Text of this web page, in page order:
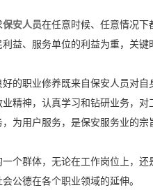
保安人员在任意时候、任意情况下
益、服务单位的利益为重，关
职业修养既来自保安人员对自
精神，认真学习和钻研业务，对
用户服务，是保安服务业的宗
群体，无论在工作岗位上，还
公德在各个职业领域的延伸。